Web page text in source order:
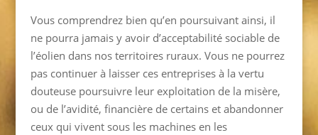
Vous comprendrez bien qu’en poursuivant ainsi, il
ne pourra jamais y avoir d’acceptabilité sociable de
l’éolien dans nos territoires ruraux. Vous ne pourrez
pas continuer à laisser ces entreprises à la vertu
douteuse poursuivre leur exploitation de la misère,
ou de l’avidité, financière de certains et abandonner
ceux qui vivent sous les machines en les